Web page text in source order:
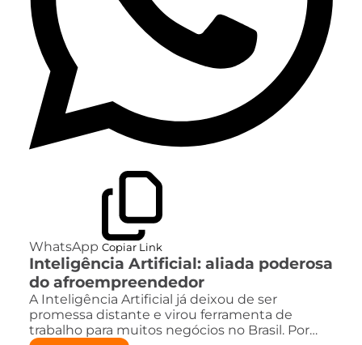
WhatsApp Copiar Link
Inteligência Artificial: aliada poderosa
do afroempreendedor
A Inteligência Artificial já deixou de ser
promessa distante e virou ferramenta de
trabalho para muitos negócios no Brasil. Por…